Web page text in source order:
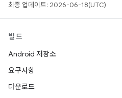
최종 업데이트: 2026-06-18(UTC)
빌드
Android 저장소
요구사항
다운로드